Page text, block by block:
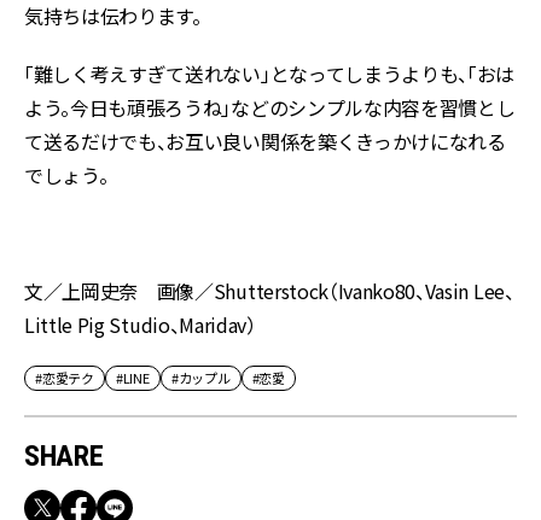
気持ちは伝わります。
「難しく考えすぎて送れない」となってしまうよりも、「おは
よう。今日も頑張ろうね」などのシンプルな内容を習慣とし
て送るだけでも、お互い良い関係を築くきっかけになれる
でしょう。
文／上岡史奈 画像／Shutterstock（Ivanko80、Vasin Lee、
Little Pig Studio、Maridav）
#恋愛テク #LINE #カップル #恋愛
SHARE